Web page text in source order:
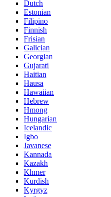
Dutch
Estonian
Filipino
Finnish
Frisian
Galician
Georgian
Gujarati
Haitian
Hausa
Hawaiian
Hebrew
Hmong
Hungarian
Icelandic
Igbo
Javanese
Kannada
Kazakh
Khmer
Kurdish
Kyrgyz